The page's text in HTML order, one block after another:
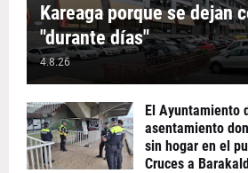
Kareaga porque se dejan
"durante días"
4.8.26
El Ayuntamiento
asentamiento
sin hogar en el
Cruces a